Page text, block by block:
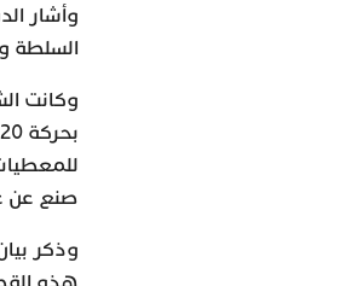
وأشار
السلطة
صنع عن
وذكر